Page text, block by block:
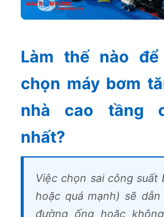
Làm thế nào
chọn máy bơm
nhà cao tầng
nhất?
Việc chọn sai công suất
hoặc quá mạnh) sẽ
đường ống hoặc